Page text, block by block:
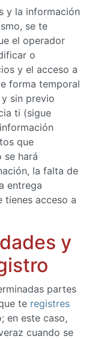
y la información
se te
el operador
o
y el acceso a
forma temporal
sin previo
ti (sigue
que
se hará
la falta de
entrega
tienes acceso a
y
partes
te registres
en este caso,
cuando se